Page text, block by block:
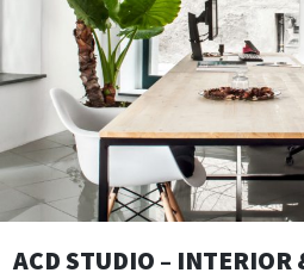
ACD STUDIO – INTERIOR